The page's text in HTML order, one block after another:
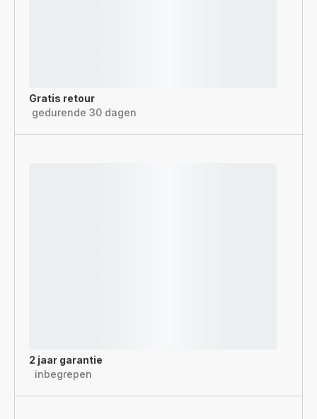
Gratis retour
gedurende 30 dagen
2 jaar garantie
inbegrepen